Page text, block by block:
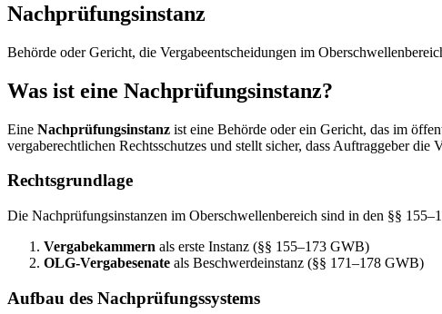
Nachprüfungsinstanz
Behörde oder Gericht, die Vergabeentscheidungen im
Was ist eine Nachprüfungsinstanz?
Eine Nachprüfungsinstanz ist eine Behörde oder ein Gericht, das im
vergaberechtlichen Rechtsschutzes und stellt sicher, dass Auftraggeber die
Rechtsgrundlage
Die Nachprüfungsinstanzen im Oberschwellenbereich sind in den §§
Vergabekammern als erste Instanz (§§ 155–173 GWB)
OLG-Vergabesenate als Beschwerdeinstanz (§§ 171–178 GWB)
Aufbau des Nachprüfungssystems